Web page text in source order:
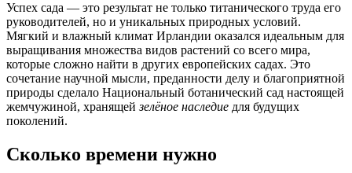
Успех сада — это результат не только титанического труда его
руководителей, но и уникальных природных условий.
Мягкий и влажный климат Ирландии оказался идеальным для
выращивания множества видов растений со всего мира,
которые сложно найти в других европейских садах. Это
сочетание научной мысли, преданности делу и благоприятной
природы сделало Национальный ботанический сад настоящей
жемчужиной, хранящейзелёное наследие для будущих
поколений.
Сколько времени нужно